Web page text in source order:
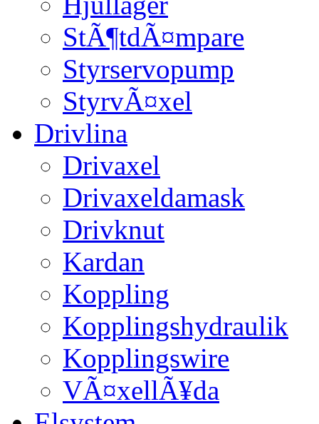
StÃ¶tdÃ¤mpare
Styrservopump
StyrvÃ¤xel
Drivlina
Drivaxel
Drivaxeldamask
Drivknut
Kardan
Koppling
Kopplingshydraulik
Kopplingswire
VÃ¤xellÃ¥da